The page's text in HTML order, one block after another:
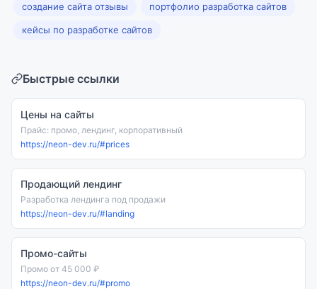
создание сайта отзывы портфолио разработка сайтов
кейсы по разработке сайтов
Быстрые ссылки
Цены на сайты
Прайс: промо, лендинг, корпоративный
https://neon-dev.ru/#prices
Продающий лендинг
Разработка лендинга под продажи
https://neon-dev.ru/#landing
Промо-сайты
Промо от 45 000 ₽
https://neon-dev.ru/#promo